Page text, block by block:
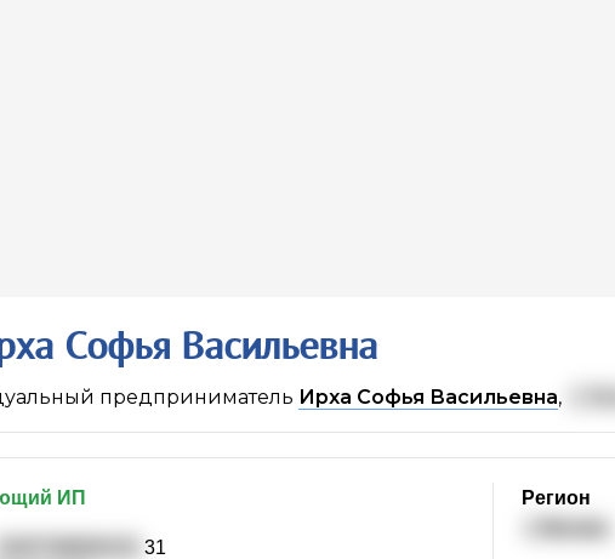
Софья Васильевна
предприниматель Ирха Софья Васильевна,
ИП
31
Регион